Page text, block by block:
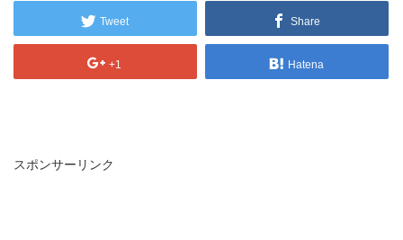
Tweet Share
+1 Hatena
スポンサーリンク